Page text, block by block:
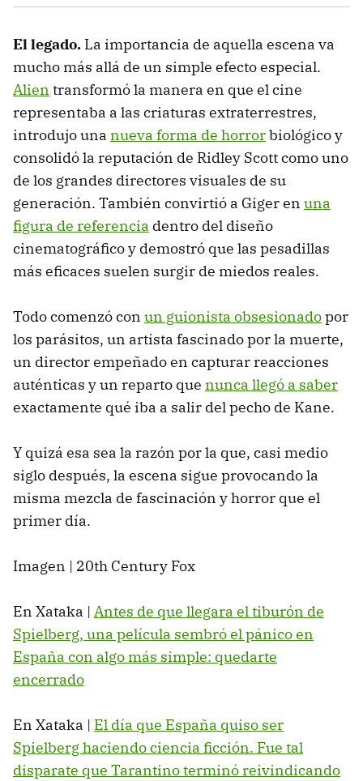
El legado. La importancia de aquella escena va
mucho más allá de un simple efecto especial.
Alien transformó la manera en que el cine
representaba a las criaturas extraterrestres,
introdujo una nueva forma de horrorbiológico y
consolidó la reputación de Ridley Scott como uno
de los grandes directores visuales de su
generación. También convirtió a Giger en una
figura de referencia dentro del diseño
cinematográfico y demostró que las pesadillas
más eficaces suelen surgir de miedos reales.
Todo comenzó con un guionista obsesionadopor
los parásitos, un artista fascinado por la muerte,
un director empeñado en capturar reacciones
auténticas y un reparto que nunca llegó a saber
exactamente qué iba a salir del pecho de Kane.
Y quizá esa sea la razón por la que, casi medio
siglo después, la escena sigue provocando la
misma mezcla de fascinación y horror que el
primer día.
Imagen | 20th Century Fox
En Xataka | Antes de que llegara el tiburón de
Spielberg, una película sembró el pánico en
España con algo más simple: quedarte
encerrado
En Xataka | El día que España quiso ser
Spielberg haciendo ciencia ficción. Fue tal
disparate que Tarantino terminó reivindicando